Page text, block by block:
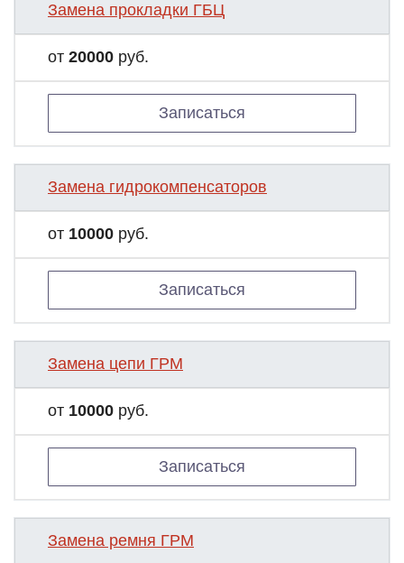
Замена прокладки ГБЦ
от 20000 руб.
Записаться
Замена гидрокомпенсаторов
от 10000 руб.
Записаться
Замена цепи ГРМ
от 10000 руб.
Записаться
Замена ремня ГРМ